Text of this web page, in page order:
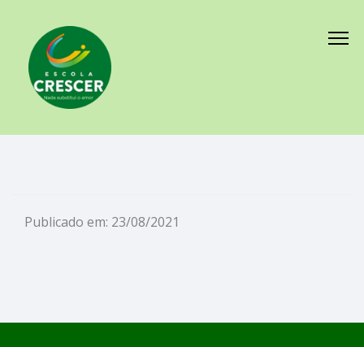
Publicado em: 23/08/2021